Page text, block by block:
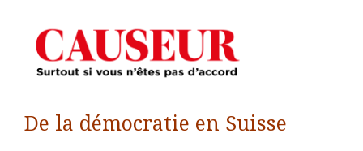
De la démocratie en Suisse